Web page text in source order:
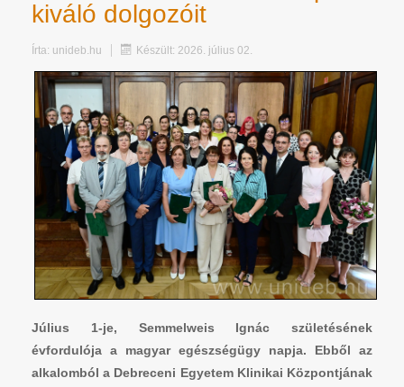
kiváló dolgozóit
Írta: unideb.hu Készült: 2026. július 02.
Július 1-je, Semmelweis Ignác születésének
évfordulója a magyar egészségügy napja. Ebből az
alkalomból a Debreceni Egyetem Klinikai Központjának